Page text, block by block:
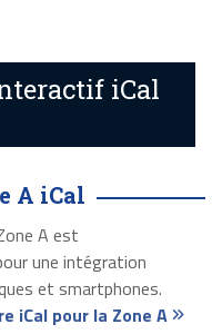
iCal
A iCal
A est
une intégration
et smartphones.
iCal pour la Zone A